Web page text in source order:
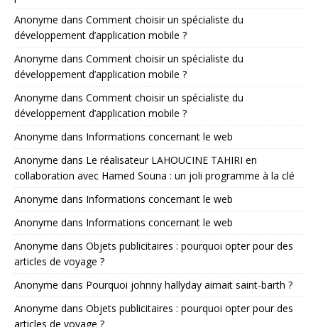
Anonyme dans Comment choisir un spécialiste du
développement d’application mobile ?
Anonyme dans Comment choisir un spécialiste du
développement d’application mobile ?
Anonyme dans Comment choisir un spécialiste du
développement d’application mobile ?
Anonyme dans Informations concernant le web
Anonyme dans Le réalisateur LAHOUCINE TAHIRI en
collaboration avec Hamed Souna : un joli programme à la clé
Anonyme dans Informations concernant le web
Anonyme dans Informations concernant le web
Anonyme dans Objets publicitaires : pourquoi opter pour des
articles de voyage ?
Anonyme dans Pourquoi johnny hallyday aimait saint-barth ?
Anonyme dans Objets publicitaires : pourquoi opter pour des
articles de voyage ?